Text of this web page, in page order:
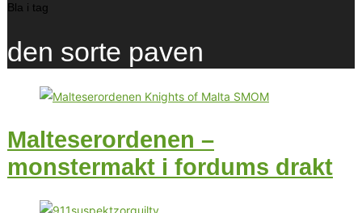
Bla i tag
den sorte paven
Malteserordenen –
monstermakt i fordums drakt